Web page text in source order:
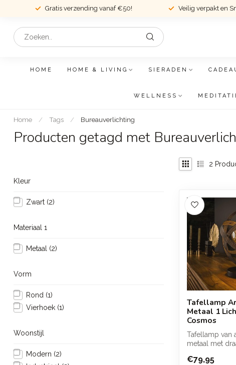
Gratis verzending vanaf €50! Veilig verpakt en
HOME HOME & LIVING SIERADEN
WELLNESS
Home / Tags / Bureauverlichting
Producten getagd met
Kleur
Zwart (2)
Materiaal 1
Metaal (2)
Vorm
Rond (1)
Vierhoek (1)
Woonstijl
Modern (2)
2
Tafellamp
Metaal 1
Cosmos
Tafellamp van
metaal met
...
€79,95